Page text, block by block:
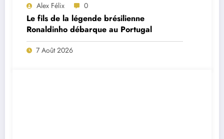
Alex Félix 0
Le fils de la légende brésilienne
Ronaldinho débarque au Portugal
7 Août 2026